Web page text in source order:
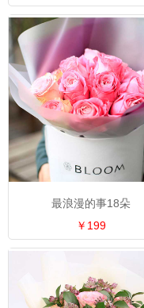
最浪漫的事18朵
￥199